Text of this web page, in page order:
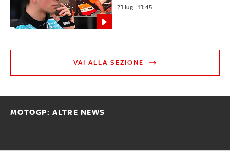
23 lug - 13:45
VAI ALLA SEZIONE
MOTOGP: ALTRE NEWS